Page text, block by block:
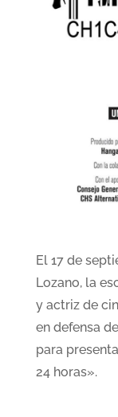
El 17 de
Lozano, la
y actriz de
en defensa
para
24 horas».